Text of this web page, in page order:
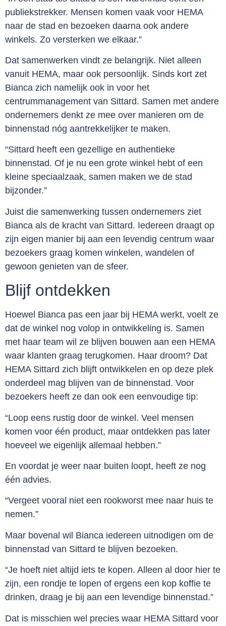
publiekstrekker. Mensen komen vaak voor HEMA
naar de stad en bezoeken daarna ook andere
winkels. Zo versterken we elkaar.”
Dat samenwerken vindt ze belangrijk. Niet alleen
vanuit HEMA, maar ook persoonlijk. Sinds kort zet
Bianca zich namelijk ook in voor het
centrummanagement van Sittard. Samen met andere
ondernemers denkt ze mee over manieren om de
binnenstad nóg aantrekkelijker te maken.
“Sittard heeft een gezellige en authentieke
binnenstad. Of je nu een grote winkel hebt of een
kleine speciaalzaak, samen maken we de stad
bijzonder.”
Juist die samenwerking tussen ondernemers ziet
Bianca als de kracht van Sittard. Iedereen draagt op
zijn eigen manier bij aan een levendig centrum waar
bezoekers graag komen winkelen, wandelen of
gewoon genieten van de sfeer.
Blijf ontdekken
Hoewel Bianca pas een jaar bij HEMA werkt, voelt ze
dat de winkel nog volop in ontwikkeling is. Samen
met haar team wil ze blijven bouwen aan een HEMA
waar klanten graag terugkomen. Haar droom? Dat
HEMA Sittard zich blijft ontwikkelen en op deze plek
onderdeel mag blijven van de binnenstad. Voor
bezoekers heeft ze dan ook een eenvoudige tip:
“Loop eens rustig door de winkel. Veel mensen
komen voor één product, maar ontdekken pas later
hoeveel we eigenlijk allemaal hebben.”
En voordat je weer naar buiten loopt, heeft ze nog
één advies.
“Vergeet vooral niet een rookworst mee naar huis te
nemen.”
Maar bovenal wil Bianca iedereen uitnodigen om de
binnenstad van Sittard te blijven bezoeken.
“Je hoeft niet altijd iets te kopen. Alleen al door hier te
zijn, een rondje te lopen of ergens een kop koffie te
drinken, draag je bij aan een levendige binnenstad.”
Dat is misschien wel precies waar HEMA Sittard voor